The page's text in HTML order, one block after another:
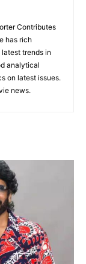
Contributes
has rich
trends in
analytical
on latest issues.
news.